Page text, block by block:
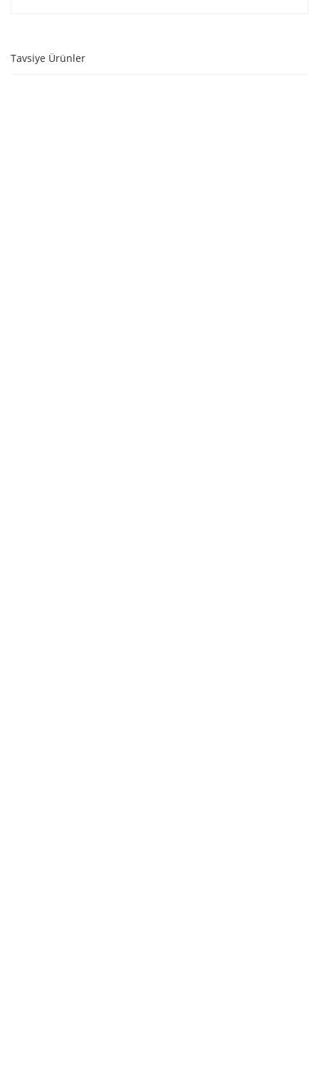
Tavsiye Ürünler